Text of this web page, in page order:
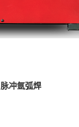
脉冲氩弧焊